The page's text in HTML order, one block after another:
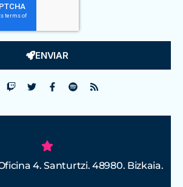
ENVIAR
4. Santurtzi. 48980. Bizkaia.